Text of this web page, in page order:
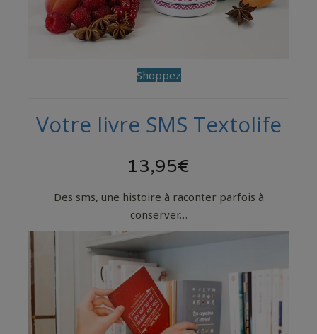
Shoppez
Votre livre SMS Textolife
13,95€
Des sms, une histoire à raconter parfois à
conserver…